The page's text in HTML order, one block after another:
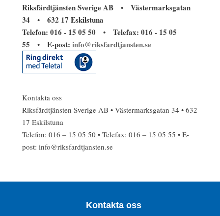
Riksfärdtjänsten Sverige AB• Västermarksgatan
34 • 632 17 Eskilstuna
Telefon: 016 - 15 05 50 • Telefax: 016 - 15 05
55 • E-post: info@riksfardtjansten.se
Kontakta oss
Riksfärdtjänsten Sverige AB • Västermarksgatan 34 • 632
17 Eskilstuna
Telefon: 016 – 15 05 50 • Telefax: 016 – 15 05 55 • E-
post: info@riksfardtjansten.se
Kontakta oss